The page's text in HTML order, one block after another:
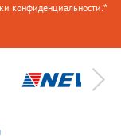
конфиденциальности .*